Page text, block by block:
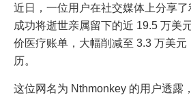
近日，一位用户在社交媒体上分享了
成功将逝世亲属留下的近 19.5 万美
价医疗账单，大幅削减至 3.3 万美元
历。
这位网名为 Nthmonkey 的用户透露